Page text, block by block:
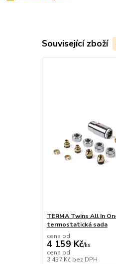
Související zboží
TERMA Twins All In
termostatická sada
cena od
4 159 Kč/ks
cena od
3 437 Kč bez DPH